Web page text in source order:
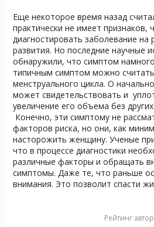
Еще некоторое время назад
практически не имеет признаков,
диагностировать заболевание на
развития. Но последние научные
обнаружили, что симптом
типичным симптом можно
менструального цикла. О
может свидетельствовать и
увеличение его объема без
Конечно, эти симптому не
факторов риска, но они, как
насторожить женщину. Ученые
что в процессе диагностики
различные факторы и обращать
симптомы. Даже те, что раньше
внимания. Это позволит спасти
Рейтинг